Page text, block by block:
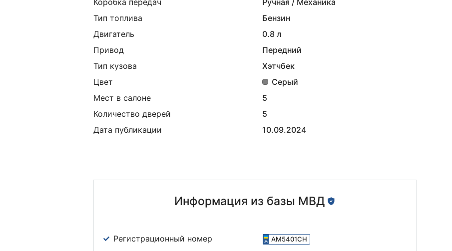
Тип топлива
Бензин
Двигатель
0.8 л
Привод
Передний
Тип кузова
Хэтчбек
Цвет
Серый
Мест в салоне
5
Количество дверей
5
Дата публикации
10.09.2024
Информация из базы МВД
Регистрационный номер AM5401CH